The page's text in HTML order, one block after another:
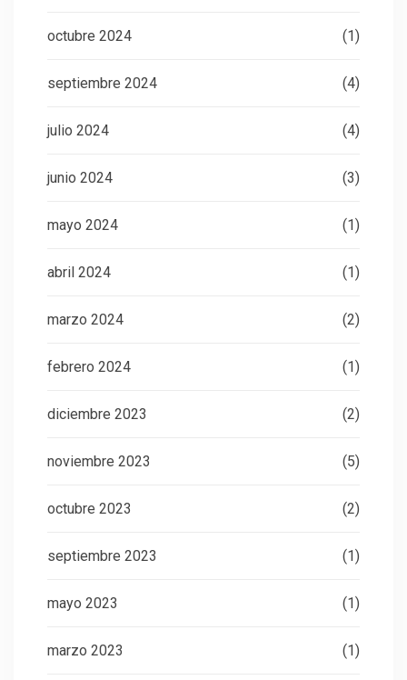
octubre 2024 (1)
septiembre 2024 (4)
julio 2024 (4)
junio 2024 (3)
mayo 2024 (1)
abril 2024 (1)
marzo 2024 (2)
febrero 2024 (1)
diciembre 2023 (2)
noviembre 2023 (5)
octubre 2023 (2)
septiembre 2023 (1)
mayo 2023 (1)
marzo 2023 (1)